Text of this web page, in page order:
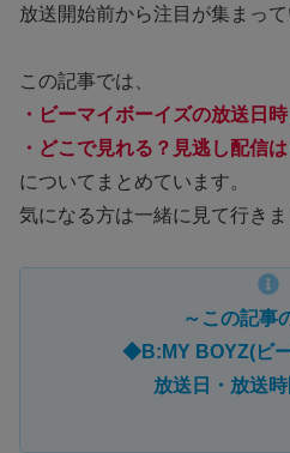
放送開始前から注目が集まって
この記事では、
・ビーマイボーイズの放送日時
・どこで見れる？見逃し配信は
についてまとめています。
気になる方は一緒に見て行きま
～この記事
◆B:MY BOYZ(ビ
放送日・放送